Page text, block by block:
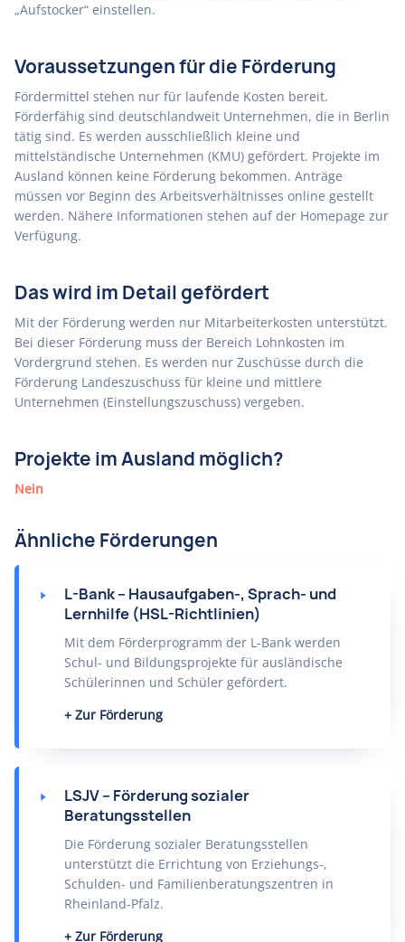
„Aufstocker“ einstellen.
Voraussetzungen für die Förderung
Fördermittel stehen nur für laufende Kosten bereit.
Förderfähig sind deutschlandweit Unternehmen, die in Berlin
tätig sind. Es werden ausschließlich kleine und
mittelständische Unternehmen (KMU) gefördert. Projekte im
Ausland können keine Förderung bekommen. Anträge
müssen vor Beginn des Arbeitsverhältnisses online gestellt
werden. Nähere Informationen stehen auf der Homepage zur
Verfügung.
Das wird im Detail gefördert
Mit der Förderung werden nur Mitarbeiterkosten unterstützt.
Bei dieser Förderung muss der Bereich Lohnkosten im
Vordergrund stehen. Es werden nur Zuschüsse durch die
Förderung Landeszuschuss für kleine und mittlere
Unternehmen (Einstellungszuschuss) vergeben.
Projekte im Ausland möglich?
Nein
Ähnliche Förderungen
L-Bank – Hausaufgaben-, Sprach- und
Lernhilfe (HSL-Richtlinien)
Mit dem Förderprogramm der L-Bank werden
Schul- und Bildungsprojekte für ausländische
Schülerinnen und Schüler gefördert.
Zur Förderung
LSJV – Förderung sozialer
Beratungsstellen
Die Förderung sozialer Beratungsstellen
unterstützt die Errichtung von Erziehungs-,
Schulden- und Familienberatungszentren in
Rheinland-Pfalz.
Zur Förderung